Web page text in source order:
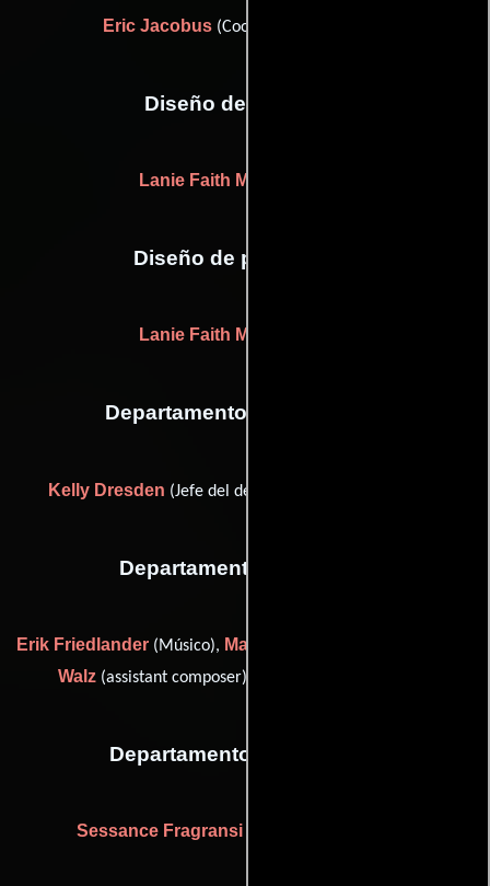
Eric Jacobus(Coordinador de dobles)
Diseño de vestuario
Lanie Faith Marie Overton
Diseño de producción
Lanie Faith Marie Overton
Departamento de maquillaje
Kelly Dresden (Jefe del departamento de maquillaje)
Departamento de musica
Erik Friedlander(Músico), Mario Montes
Walz(assistant composer) y
Departamento de vestuario
Sessance Fragransi(Asistente de vestuario)